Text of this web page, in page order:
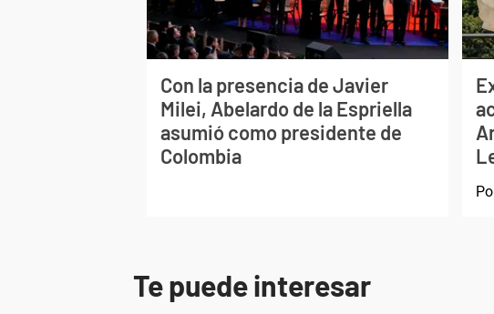
Con la presencia de Javier
Milei, Abelardo de la Espriella
asumió como presidente de
Colombia
Te puede interesar